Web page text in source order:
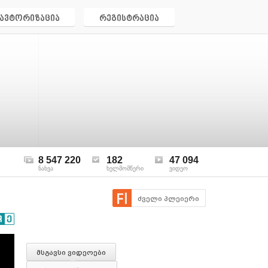
ავტორიზაცია რეგისტრაცია
8 547 220
ნახვა
182
ხელმომწერი
47 094
ვიდეო
ძველი პლეიერი
მსგავსი ვიდეოები